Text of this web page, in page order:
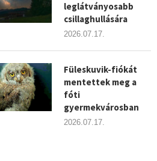
leglátványosabb
csillaghullására
2026.07.17.
Füleskuvik-fiókát
mentettek meg a
fóti
gyermekvárosban
2026.07.17.